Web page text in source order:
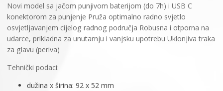
količina
Novi model sa jačom punjivom baterijom (do 7h) i USB C
konektorom za punjenje Pruža optimalno radno svjetlo
osvjetljavanjem cijelog radnog područja Robusna i otporna na
udarce, prikladna za unutarnju i vanjsku upotrebu Uklonjiva traka
za glavu (periva)
Tehnički podaci:
dužina x širina: 92 x 52 mm